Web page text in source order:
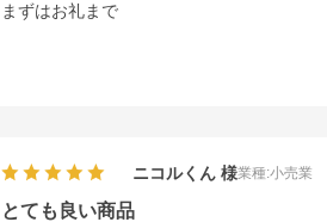
まずはお礼まで
とても良い商品
ニコルくん 業種:小売業